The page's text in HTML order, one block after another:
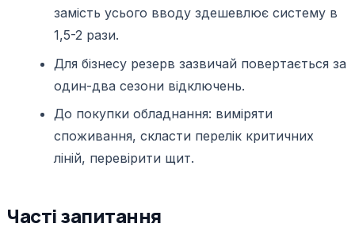
замість усього вводу здешевлює систему в
1,5-2 рази.
Для бізнесу резерв зазвичай повертається за
один-два сезони відключень.
До покупки обладнання: виміряти
споживання, скласти перелік критичних
ліній, перевірити щит.
Часті запитання